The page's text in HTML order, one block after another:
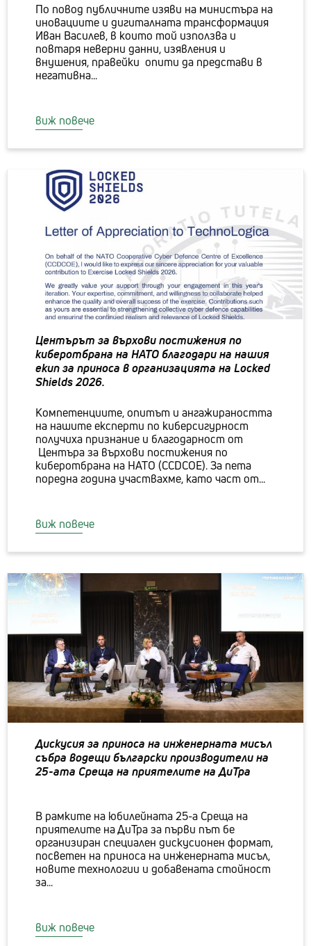
По повод публичните изяви на министъра на
иновациите и дигиталната трансформация
Иван Василев, в които той използва и
повтаря неверни данни, изявления и
внушения, правейки опити да представи в
негативна...
виж повече
Центърът за върхови постижения по
киберотбрана на НАТО благодари на нашия
екип за приноса в организацията на Locked
Shields 2026.
Компетенциите, опитът и ангажираността
на нашите експерти по киберсигурност
получиха признание и благодарност от
Центъра за върхови постижения по
киберотбрана на НАТО (CCDCOE). За пета
поредна година участвахме, като част от...
виж повече
Дискусия за приноса на инженерната мисъл
събра водещи български производители на
25-aта Среща на приятелите на ДиТра
В рамките на юбилейната 25-а Среща на
приятелите на ДиТра за първи път бе
организиран специален дискусионен формат,
посветен на приноса на инженерната мисъл,
новите технологии и добавената стойност
за...
виж повече